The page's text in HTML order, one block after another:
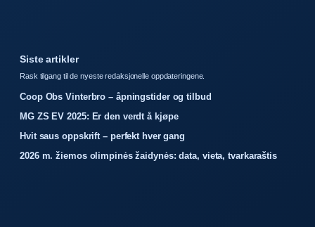
Siste artikler
Rask tilgang til de nyeste redaksjonelle oppdateringene.
Coop Obs Vinterbro – åpningstider og tilbud
MG ZS EV 2025: Er den verdt å kjøpe
Hvit saus oppskrift – perfekt hver gang
2026 m. žiemos olimpinės žaidynės: data, vieta, tvarkaraštis